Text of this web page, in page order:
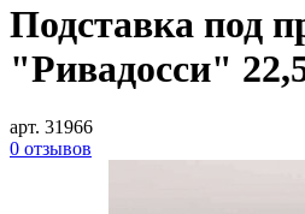
Подставка под
"Ривадосси"
арт. 31966
0 отзывов